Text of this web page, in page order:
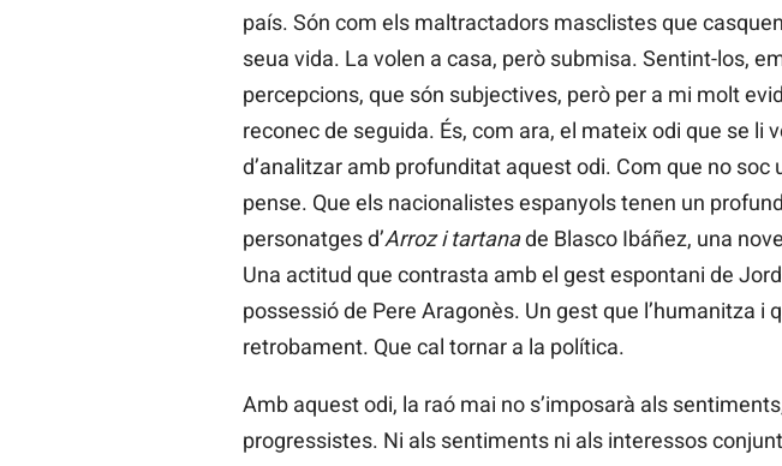
país. Són com els maltractadors masclistes que
seua vida. La volen a casa, però submisa. Sentint-los,
percepcions, que són subjectives, però per a mi molt
reconec de seguida. És, com ara, el mateix odi que se
d’analitzar amb profunditat aquest odi. Com que no
pense. Que els nacionalistes espanyols tenen un
personatges d’Arroz i tartanade Blasco Ibáñez, una
Una actitud que contrasta amb el gest espontani de
possessió de Pere Aragonès. Un gest que l’humanitza
retrobament. Que cal tornar a la política.
Amb aquest odi, la raó mai no s’imposarà als
progressistes. Ni als sentiments ni als interessos